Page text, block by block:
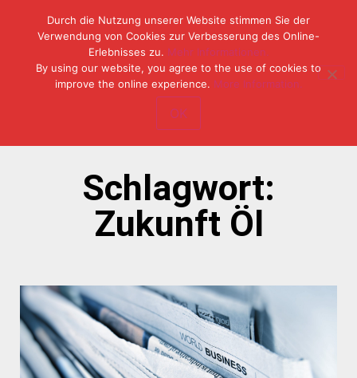
Tel: (49) 07153 / 970 11-0
Fax: (49) 07153 / 382 33
Schlagwort:
Zukunft Öl
Durch die Nutzung unserer Website stimmen Sie der
Verwendung von Cookies zur Verbesserung des Online-
Erlebnisses zu. Mehr Informationen.
By using our website, you agree to the use of cookies to
improve the online experience. More Information.
OK